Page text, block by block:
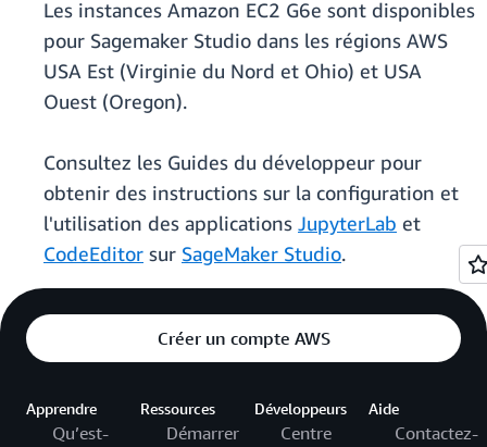
Les instances Amazon EC2 G6e sont disponibles
pour Sagemaker Studio dans les régions AWS
USA Est (Virginie du Nord et Ohio) et USA
Ouest (Oregon).
Consultez les Guides du développeur pour
obtenir des instructions sur la configuration et
l'utilisation des applications JupyterLab et
CodeEditor sur SageMaker Studio.
Créer un compte AWS
Apprendre
Qu’est-
Ressources
Démarrer
Développeurs
Centre
Aide
Contactez-